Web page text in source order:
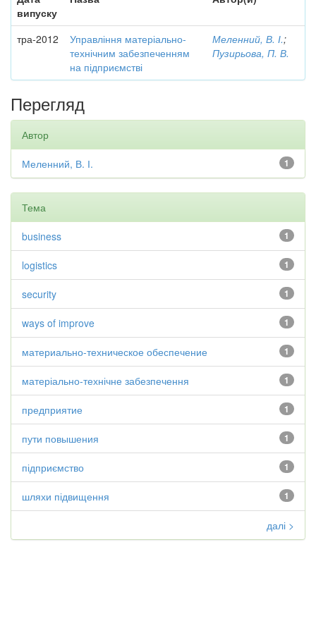
випуску
тра-2012
Управління матеріально-
технічним забезпеченням
на підприємстві
Меленний, В. І.;
Пузирьова, П. В.
Перегляд
Автор
1
Меленний, В. І.
Тема
1
business
1
logistics
1
security
1
ways of improve
1
материально-техническое обеспечение
1
матеріально-технічне забезпечення
1
предприятие
1
пути повышения
1
підприємство
1
шляхи підвищення
далі >